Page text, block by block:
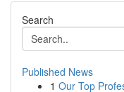
Search
Published News
1 Our Top